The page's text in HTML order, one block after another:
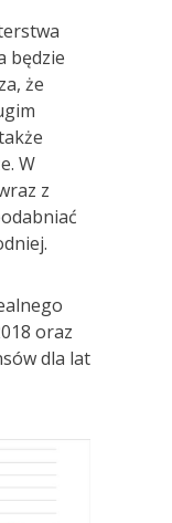
będzie
że
W
z
oraz
dla lat